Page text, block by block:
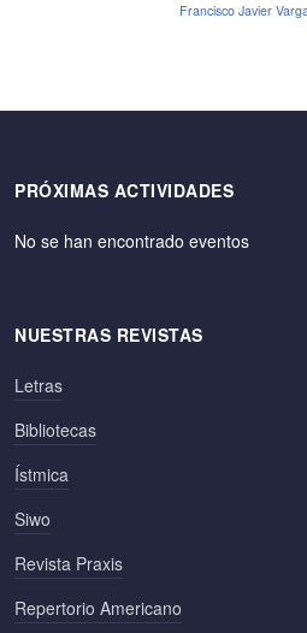
Francisco Javier
PRÓXIMAS ACTIVIDADES
No se han encontrado eventos
NUESTRAS REVISTAS
Letras
Bibliotecas
Ístmica
Siwo
Revista Praxis
Repertorio Americano